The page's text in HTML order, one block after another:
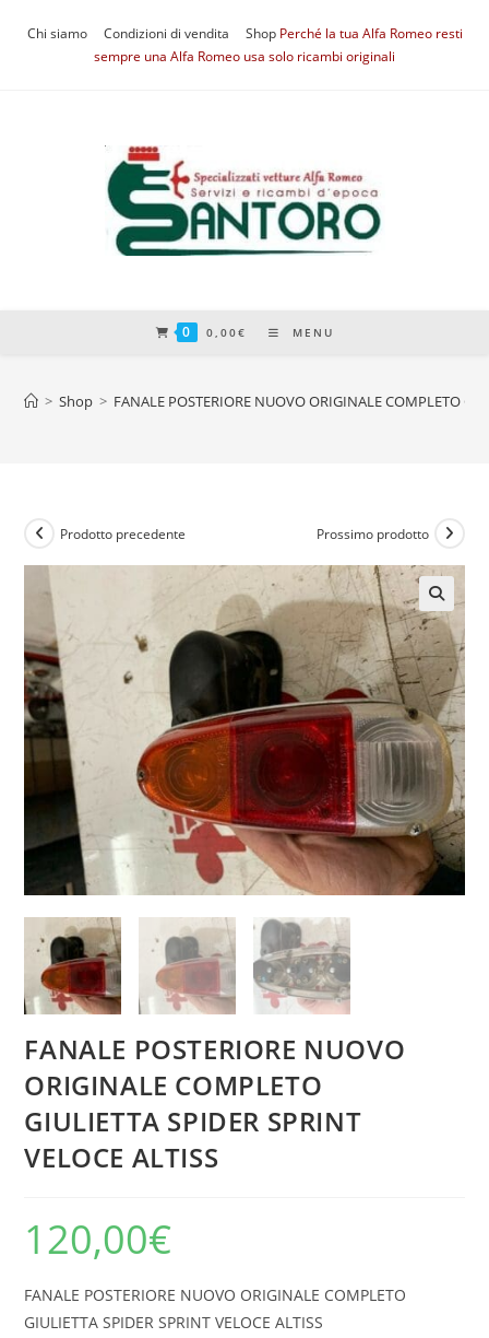
Chi siamo Condizioni di vendita Shop Perché la tua Alfa Romeo resti
sempre una Alfa Romeo usa solo ricambi originali
0 0,00€ MENU
> Shop > FANALE POSTERIORE NUOVO ORIGINALE COMPLETO
Prodotto precedente Prossimo prodotto
FANALE POSTERIORE NUOVO
ORIGINALE COMPLETO
GIULIETTA SPIDER SPRINT
VELOCE ALTISS
120,00€
FANALE POSTERIORE NUOVO ORIGINALE COMPLETO
GIULIETTA SPIDER SPRINT VELOCE ALTISS